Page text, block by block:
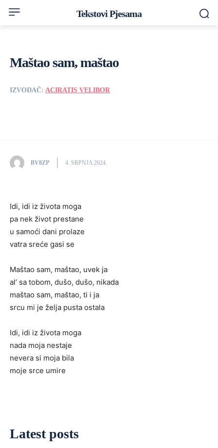
Tekstovi Pjesama
Maštao sam, maštao
IZVOĐAČ: ACIRATIS VELIBOR
BV8ZP 4. SRPNJA 2024.
Idi, idi iz života moga
pa nek život prestane
u samoći dani prolaze
vatra sreće gasi se
Maštao sam, maštao, uvek ja
al’ sa tobom, dušo, dušo, nikada
maštao sam, maštao, ti i ja
srcu mi je želja pusta ostala
Idi, idi iz života moga
nada moja nestaje
nevera si moja bila
moje srce umire
Latest posts